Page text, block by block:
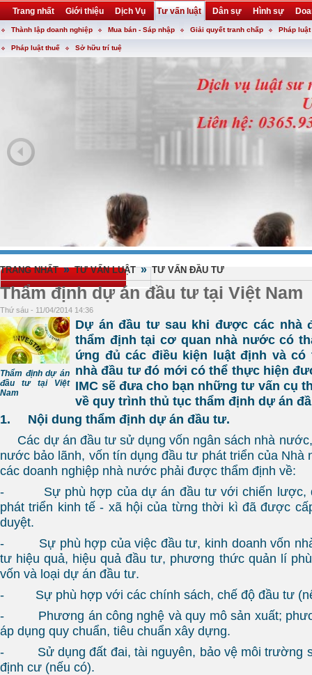
Trang nhất Giới thiệu Dịch Vụ Tư vấn luật Dân sự Hình sự
Khuyến mại Liên hệ forum utility
Thành lập doanh nghiệp Mua bán - Sáp nhập Giải quyết tranh chấp Pháp
Pháp luật thuế Sở hữu trí tuệ
TRANG NHẤT » TƯ VẤN LUẬT » TƯ VẤN ĐẦU TƯ
Thẩm định dự án đầu tư tại Việt Nam
Thứ sáu - 11/04/2014 14:36
Thẩm định dự án
đầu tư tại Việt
Nam
Dự án đầu tư sau khi được các nhà
thẩm định tại cơ quan nhà nước có
ứng đủ các điều kiện luật định và
nhà đầu tư đó mới có thể thực hiện
IMC sẽ đưa cho bạn những tư vấn cụ
về quy trình thủ tục thẩm định dự án
1. Nội dung thẩm định dự án đầu tư.
Các dự án đầu tư sử dụng vốn ngân sách nhà
nước bảo lãnh, vốn tín dụng đầu tư phát triển của Nhà
các doanh nghiệp nhà nước phải được thẩm định về:
- Sự phù hợp của dự án đầu tư với chiến lược,
phát triển kinh tế - xã hội của từng thời kì đã được
duyệt.
- Sự phù hợp của việc đầu tư, kinh doanh vốn
tư hiệu quả, hiệu quả đầu tư, phương thức quản lí
vốn và loại dự án đầu tư.
- Sự phù hợp với các chính sách, chế độ đầu tư
- Phương án công nghệ và quy mô sản xuất;
áp dụng quy chuẩn, tiêu chuẩn xây dựng.
- Sử dụng đất đai, tài nguyên, bảo vệ môi trường
định cư (nếu có).